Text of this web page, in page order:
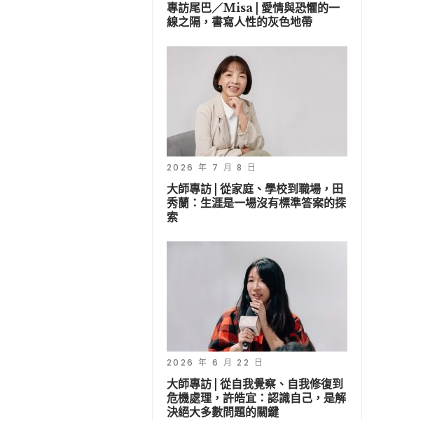
專訪尾巴／Misa | 愛情與恐懼的一
線之隔，書寫人性的灰色地帶
2026 年 7 月 8 日
大師專訪 | 從家庭、學校到職場，田
秀蘭：生涯是一場沒有標準答案的探
索
2026 年 6 月 22 日
大師專訪 | 從自我覺察、自我修復到
危機處理，許皓宜：認識自己，是解
決絕大多數問題的關鍵